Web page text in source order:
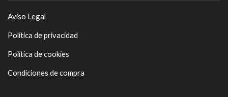
Aviso Legal
Política de privacidad
Política de cookies
Condiciones de compra